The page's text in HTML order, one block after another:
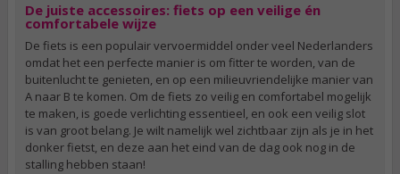
De juiste accessoires: fiets op een veilige én
comfortabele wijze
De fiets is een populair vervoermiddel onder veel Nederlanders
omdat het een perfecte manier is om fitter te worden, van de
buitenlucht te genieten, en op een milieuvriendelijke manier van
A naar B te komen. Om de fiets zo veilig en comfortabel mogelijk
te maken, is goede verlichting essentieel, en ook een veilig slot
is van groot belang. Je wilt namelijk wel zichtbaar zijn als je in het
donker fietst, en deze aan het eind van de dag ook nog in de
stalling hebben staan!